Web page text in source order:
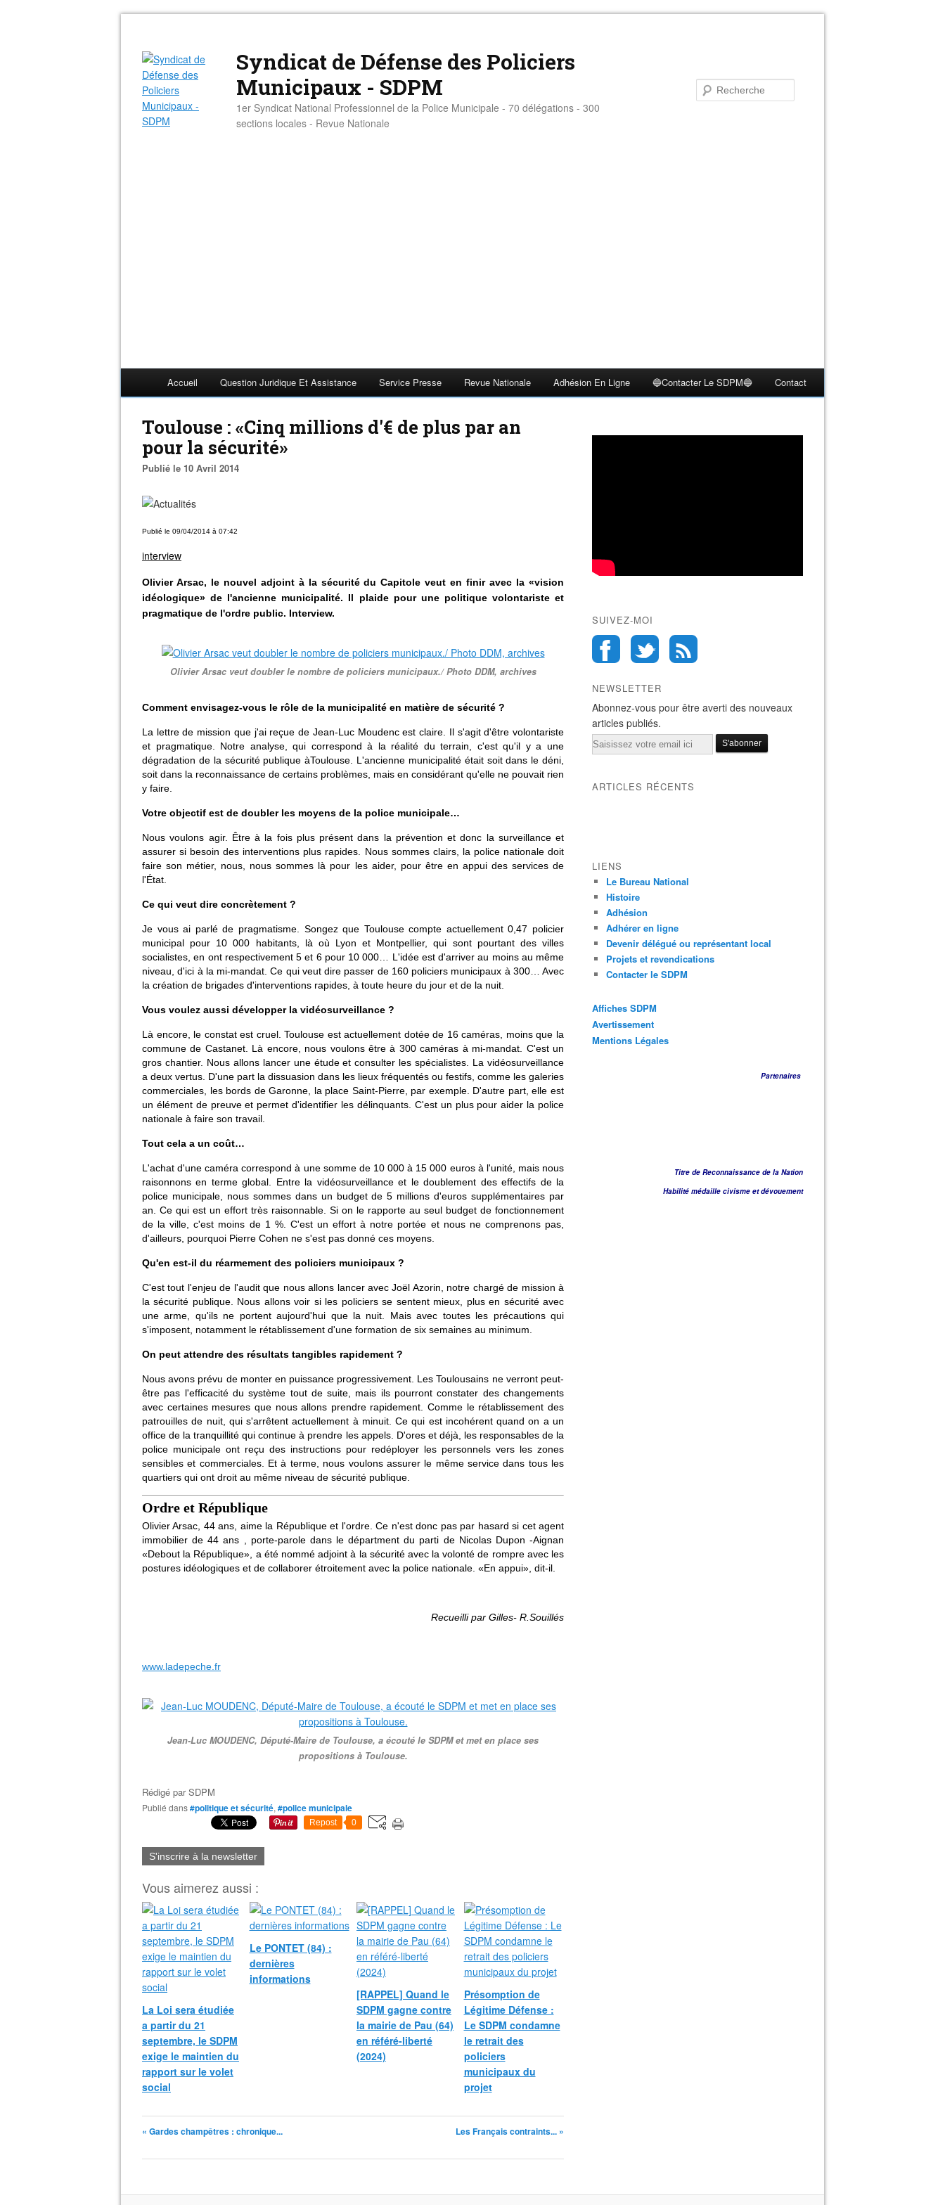
Syndicat de Défense des Policiers
Municipaux - SDPM
1er Syndicat National Professionnel de la Police Municipale - 70 délégations - 300
sections locales - Revue Nationale
Accueil Question Juridique Et Assistance Service Presse Revue Nationale Adhésion En Ligne 🔵Contacter Le SDPM🔵 Contact
Toulouse : «Cinq millions d'€ de plus par an
pour la sécurité»
Publié le 10 Avril 2014
Publié le 09/04/2014 à 07:42
interview
Olivier Arsac, le nouvel adjoint à la sécurité du Capitole veut en finir avec la «vision
idéologique» de l'ancienne municipalité. Il plaide pour une politique volontariste et
pragmatique de l'ordre public. Interview.
Olivier Arsac veut doubler le nombre de policiers municipaux./ Photo DDM, archives
Comment envisagez-vous le rôle de la municipalité en matière de sécurité ?
La lettre de mission que j'ai reçue de Jean-Luc Moudenc est claire. Il s'agit d'être volontariste
et pragmatique. Notre analyse, qui correspond à la réalité du terrain, c'est qu'il y a une
dégradation de la sécurité publique àToulouse . L'ancienne municipalité était soit dans le déni,
soit dans la reconnaissance de certains problèmes, mais en considérant qu'elle ne pouvait rien
y faire.
Votre objectif est de doubler les moyens de la police municipale…
Nous voulons agir. Être à la fois plus présent dans la prévention et donc la surveillance et
assurer si besoin des interventions plus rapides. Nous sommes clairs, la police nationale doit
faire son métier, nous, nous sommes là pour les aider, pour être en appui des services de
l'État.
Ce qui veut dire concrètement ?
Je vous ai parlé de pragmatisme. Songez que Toulouse compte actuellement 0,47 policier
municipal pour 10 000 habitants, là où Lyon et Montpellier, qui sont pourtant des villes
socialistes, en ont respectivement 5 et 6 pour 10 000… L'idée est d'arriver au moins au même
niveau, d'ici à la mi-mandat. Ce qui veut dire passer de 160 policiers municipaux à 300… Avec
la création de brigades d'interventions rapides, à toute heure du jour et de la nuit.
Vous voulez aussi développer la vidéosurveillance ?
Là encore, le constat est cruel. Toulouse est actuellement dotée de 16 caméras, moins que la
commune de Castanet. Là encore, nous voulons être à 300 caméras à mi-mandat. C'est un
gros chantier. Nous allons lancer une étude et consulter les spécialistes. La vidéosurveillance
a deux vertus. D'une part la dissuasion dans les lieux fréquentés ou festifs, comme les galeries
commerciales, les bords de Garonne, la place Saint-Pierre, par exemple. D'autre part, elle est
un élément de preuve et permet d'identifier les délinquants. C'est un plus pour aider la police
nationale à faire son travail.
Tout cela a un coût…
L'achat d'une caméra correspond à une somme de 10 000 à 15 000 euros à l'unité, mais nous
raisonnons en terme global. Entre la vidéosurveillance et le doublement des effectifs de la
police municipale, nous sommes dans un budget de 5 millions d'euros supplémentaires par
an. Ce qui est un effort très raisonnable. Si on le rapporte au seul budget de fonctionnement
de la ville, c'est moins de 1 %. C'est un effort à notre portée et nous ne comprenons pas,
d'ailleurs, pourquoi Pierre Cohen ne s'est pas donné ces moyens.
Qu'en est-il du réarmement des policiers municipaux ?
C'est tout l'enjeu de l'audit que nous allons lancer avec Joël Azorin, notre chargé de mission à
la sécurité publique. Nous allons voir si les policiers se sentent mieux, plus en sécurité avec
une arme, qu'ils ne portent aujourd'hui que la nuit. Mais avec toutes les précautions qui
s'imposent, notamment le rétablissement d'une formation de six semaines au minimum.
On peut attendre des résultats tangibles rapidement ?
Nous avons prévu de monter en puissance progressivement. Les Toulousains ne verront peut-
être pas l'efficacité du système tout de suite, mais ils pourront constater des changements
avec certaines mesures que nous allons prendre rapidement. Comme le rétablissement des
patrouilles de nuit, qui s'arrêtent actuellement à minuit. Ce qui est incohérent quand on a un
office de la tranquillité qui continue à prendre les appels. D'ores et déjà, les responsables de la
police municipale ont reçu des instructions pour redéployer les personnels vers les zones
sensibles et commerciales. Et à terme, nous voulons assurer le même service dans tous les
quartiers qui ont droit au même niveau de sécurité publique.
Ordre et République
Olivier Arsac, 44 ans, aime la République et l'ordre. Ce n'est donc pas par hasard si cet agent
immobilier de 44 ans , porte-parole dans le départment du parti de Nicolas Dupon -Aignan
«Debout la République», a été nommé adjoint à la sécurité avec la volonté de rompre avec les
postures idéologiques et de collaborer étroitement avec la police nationale. «En appui», dit-il.
Recueilli par Gilles- R.Souillés
www.ladepeche.fr
Jean-Luc MOUDENC, Député-Maire de Toulouse, a écouté le SDPM et met en place ses
propositions à Toulouse.
Rédigé parSDPM
Publié dans#politique et sécurité, #police municipale
Repost 0
S'inscrire à la newsletter
Vous aimerez aussi :
La Loi sera étudiée
a partir du 21
septembre, le SDPM
exige le maintien du
rapport sur le volet
social
Le PONTET (84) :
dernières
informations
[RAPPEL] Quand le
SDPM gagne contre
la mairie de Pau (64)
en référé-liberté
(2024)
Présomption de
Légitime Défense :
Le SDPM condamne
le retrait des
policiers
municipaux du
projet
« Gardes champêtres : chronique... Les Français contraints... »
SUIVEZ-MOI
NEWSLETTER
Abonnez-vous pour être averti des nouveaux
articles publiés.
Email
ARTICLES RÉCENTS
LIENS
Le Bureau National
Histoire
Adhésion
Adhérer en ligne
Devenir délégué ou représentant local
Projets et revendications
Contacter le SDPM
Affiches SDPM
Avertissement
Mentions Légales
Partenaires
Titre de Reconnaissance de la Nation
Habilité médaille civisme et dévouement